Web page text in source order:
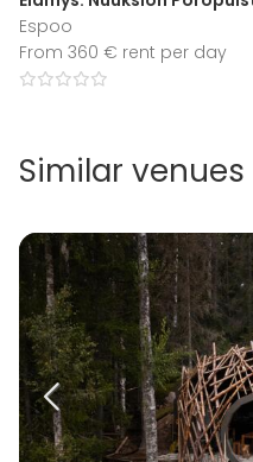
Espoo
From 360 € rent per day
Similar venues